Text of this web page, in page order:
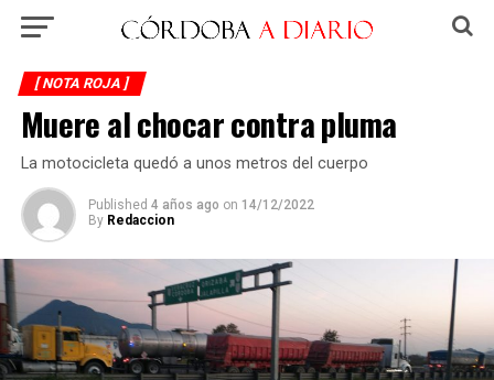
[ NOTA ROJA ]
Muere al chocar contra pluma
La motocicleta quedó a unos metros del cuerpo
Published 4 años ago on 14/12/2022
By Redaccion